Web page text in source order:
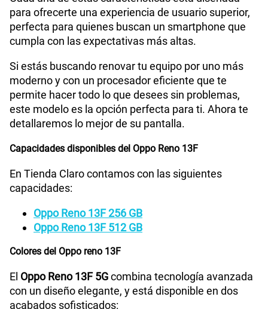
Peso 192g
Bluetooth 5.1
Cámara de fotos Principal
Radio FM
Tipo de Batería
Capacidad Memoria Externa
Cada una de estas características está diseñada
para ofrecerte una experiencia de usuario superior,
perfecta para quienes buscan un smartphone que
Si estás buscando renovar tu equipo por uno más
moderno y con un procesador eficiente que te
permite hacer todo lo que desees sin problemas,
este modelo es la opción perfecta para ti. Ahora te
En Tienda Claro contamos con las siguientes
Oppo Reno 13F 256 GB
ElOppo Reno 13F 5Gcombina tecnología avanzada
con un diseño elegante, y está disponible en dos